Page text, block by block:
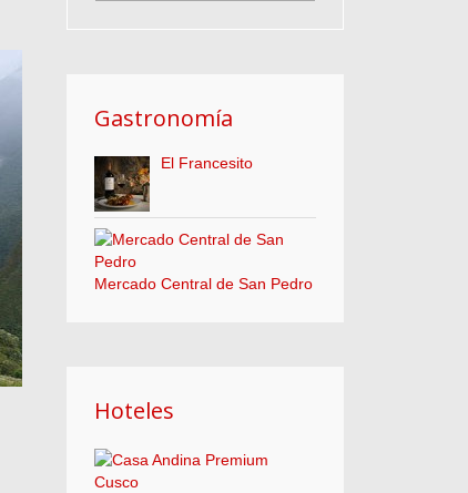
Gastronomía
El Francesito
Mercado Central de San Pedro
Hoteles